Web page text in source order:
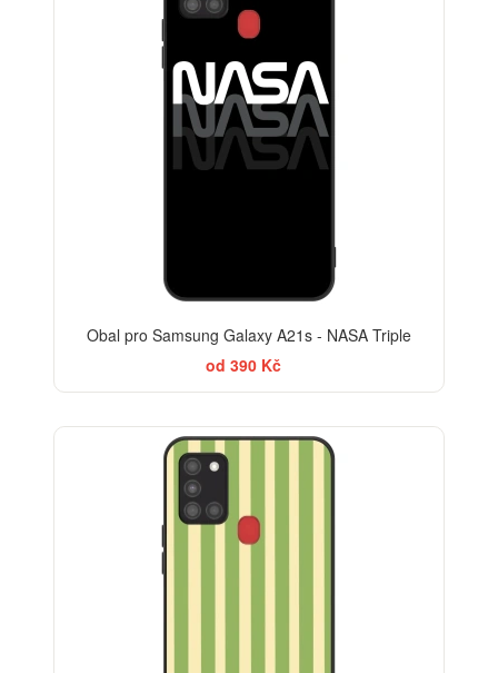
Obal pro Samsung Galaxy A21s - NASA Triple
od 390 Kč